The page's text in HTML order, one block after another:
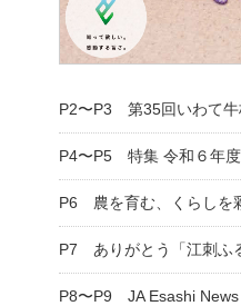
P2〜P3 第35回いわて牛
P4〜P5 特集 令和６年
P6 農を育む、くらしを
P7 ありがとう「江刺ふ
P8〜P9 JA Esashi